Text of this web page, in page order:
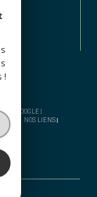
BY GOOGLE |
ADMIN
NOS LIENS
!